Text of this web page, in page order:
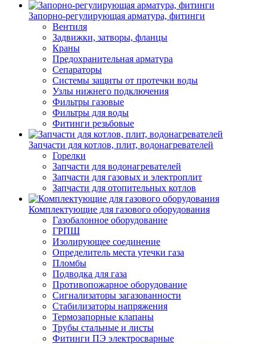
Запорно-регулирующая арматура, фитинги
Вентиля
Задвижки, затворы, фланцы
Краны
Предохранительная арматура
Сепараторы
Системы защиты от протечки воды
Узлы нижнего подключения
Фильтры газовые
Фильтры для воды
Фитинги резьбовые
Запчасти для котлов, плит, водонагревателей
Горелки
Запчасти для водонагревателей
Запчасти для газовых и электроплит
Запчасти для отопительных котлов
Комплектующие для газового оборудования
Газобалонное оборудование
ГРПШ
Изолирующее соединение
Определитель места утечки газа
Пломбы
Подводка для газа
Противопожарное оборудование
Сигнализаторы загазованности
Стабилизаторы напряжения
Термозапорные клапаны
Трубы стальные и листы
Фитинги ПЭ электросварные